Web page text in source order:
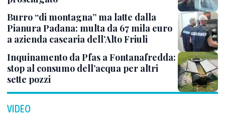
Burro “di montagna” ma latte dalla
Pianura Padana: multa da 67 mila euro
a azienda casearia dell’Alto Friuli
Inquinamento da Pfas a Fontanafredda:
stop al consumo dell’acqua per altri
sette pozzi
VIDEO